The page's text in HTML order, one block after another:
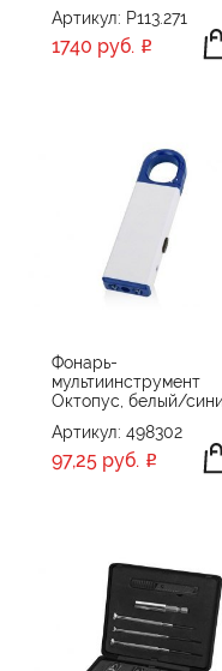
Артикул: P113.271
1740 руб.
Фонарь-
мультиинструмент
Октопус, белый/
Артикул: 498302
97,25 руб.